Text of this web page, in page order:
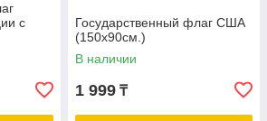
с
Государственный флаг США
(150х90см.)
В наличии
1 999 ₸